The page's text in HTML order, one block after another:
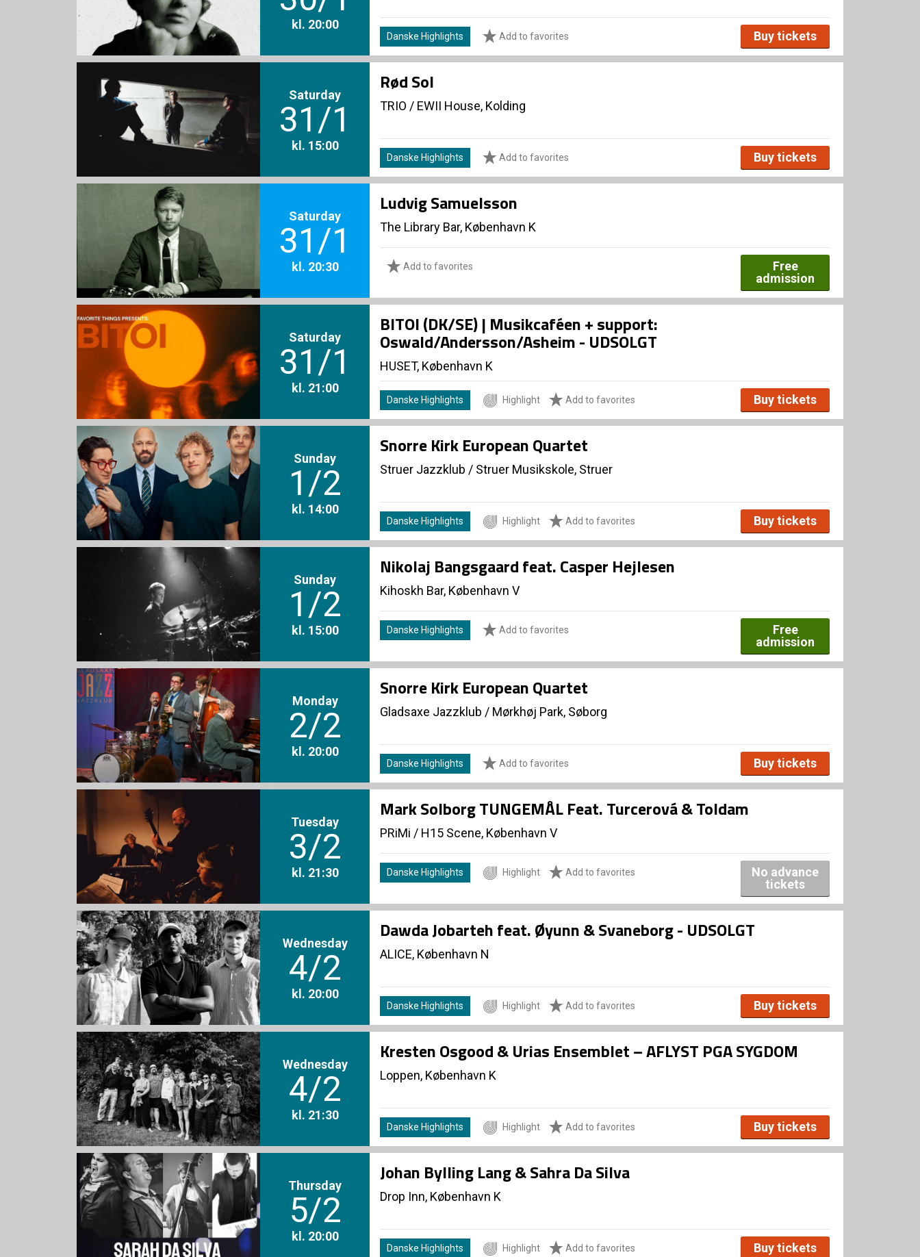
kl. 20:00
Danske Highlights Add to favorites Buy tickets
Saturday
31/1
kl. 15:00
Rød Sol
TRIO / EWII House, Kolding
Danske Highlights Add to favorites Buy tickets
Saturday
31/1
kl. 20:30
Ludvig Samuelsson
The Library Bar, København K
Add to favorites
Free
admission
Saturday
31/1
kl. 21:00
BITOI (DK/SE) | Musikcaféen + support:
Oswald/Andersson/Asheim - UDSOLGT
HUSET, København K
Danske Highlights Highlight Add to favorites Buy tickets
Sunday
1/2
kl. 14:00
Snorre Kirk European Quartet
Struer Jazzklub / Struer Musikskole, Struer
Danske Highlights Highlight Add to favorites Buy tickets
Sunday
1/2
kl. 15:00
Nikolaj Bangsgaard feat. Casper Hejlesen
Kihoskh Bar, København V
Danske Highlights Add to favorites
Free
admission
Monday
2/2
kl. 20:00
Snorre Kirk European Quartet
Gladsaxe Jazzklub / Mørkhøj Park, Søborg
Danske Highlights Add to favorites Buy tickets
Tuesday
3/2
kl. 21:30
Mark Solborg TUNGEMÅL Feat. Turcerová & Toldam
PRiMi / H15 Scene, København V
Danske Highlights Highlight Add to favorites
No advance
tickets
Wednesday
4/2
kl. 20:00
Dawda Jobarteh feat. Øyunn & Svaneborg - UDSOLGT
ALICE, København N
Danske Highlights Highlight Add to favorites Buy tickets
Wednesday
4/2
kl. 21:30
Kresten Osgood & Urias Ensemblet – AFLYST PGA SYGDOM
Loppen, København K
Danske Highlights Highlight Add to favorites Buy tickets
Thursday
5/2
kl. 20:00
Johan Bylling Lang & Sahra Da Silva
Drop Inn, København K
Danske Highlights Highlight Add to favorites Buy tickets